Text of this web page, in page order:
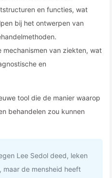
en functies, wat
bij het ontwerpen van
mechanismen van ziekten, wat
en
tool die de manier waarop
behandelen zou kunnen
Lee Sedol deed, leken
maar de mensheid heeft